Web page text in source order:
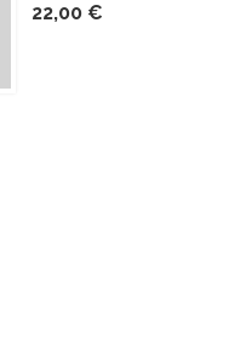
22,00 €